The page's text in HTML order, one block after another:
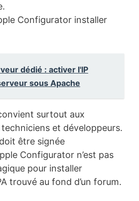
Configurator installer
dédié : activer l'IP
sous Apache
surtout aux
et développeurs.
être signée
Configurator n’est pas
pour installer
trouvé au fond d’un forum.